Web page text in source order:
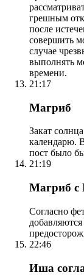
грешным
после
совершить
случае
выполнять
времени.
21:17
Магриб
Закат
календарю.
пост было
21:19
Магриб с
Согласно
22:46
Иша